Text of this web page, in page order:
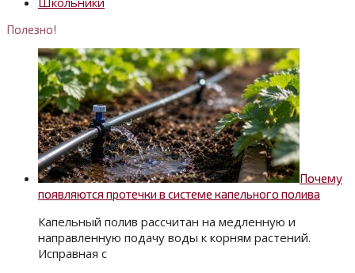
Полезно!
Почему
появляются протечки в системе капельного полива
Капельный полив рассчитан на медленную и
направленную подачу воды к корням растений.
Исправная с